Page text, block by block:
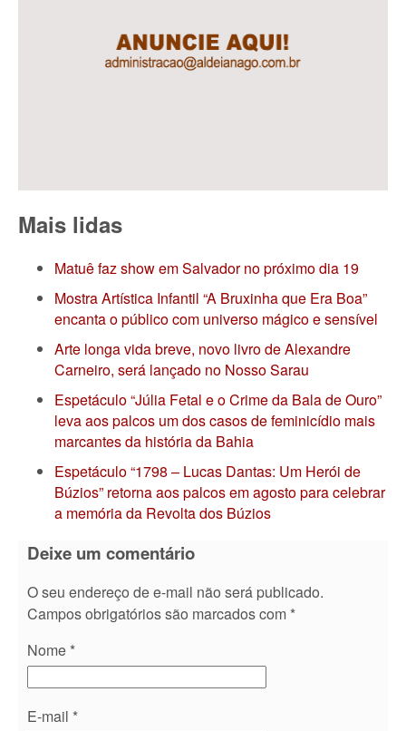
Mais lidas
Matuê faz show em Salvador no próximo dia 19
Mostra Artística Infantil “A Bruxinha que Era Boa”
encanta o público com universo mágico e sensível
Arte longa vida breve, novo livro de Alexandre
Carneiro, será lançado no Nosso Sarau
Espetáculo “Júlia Fetal e o Crime da Bala de Ouro”
leva aos palcos um dos casos de feminicídio mais
marcantes da história da Bahia
Espetáculo “1798 – Lucas Dantas: Um Herói de
Búzios” retorna aos palcos em agosto para celebrar
a memória da Revolta dos Búzios
Deixe um comentário
O seu endereço de e-mail não será publicado.
Campos obrigatórios são marcados com *
Nome *
E-mail *